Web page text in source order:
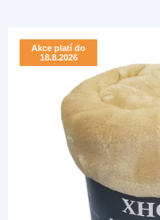
Akce platí do
18.8.2026
Akce platí do
18.8.2026